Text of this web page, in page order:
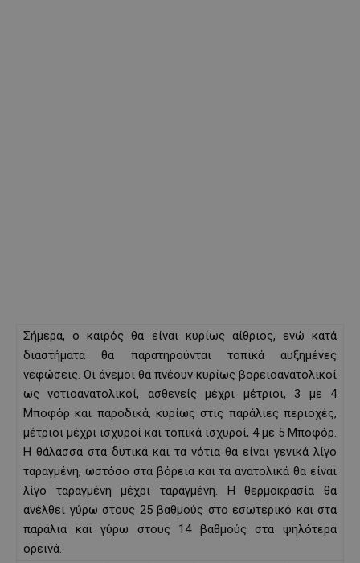
Σήμερα, ο καιρός θα είναι κυρίως αίθριος, ενώ κατά
διαστήματα θα παρατηρούνται τοπικά αυξημένες
νεφώσεις. Οι άνεμοι θα πνέουν κυρίως βορειοανατολικοί
ως νοτιοανατολικοί, ασθενείς μέχρι μέτριοι, 3 με 4
Μποφόρ και παροδικά, κυρίως στις παράλιες περιοχές,
μέτριοι μέχρι ισχυροί και τοπικά ισχυροί, 4 με 5 Μποφόρ.
Η θάλασσα στα δυτικά και τα νότια θα είναι γενικά λίγο
ταραγμένη, ωστόσο στα βόρεια και τα ανατολικά θα είναι
λίγο ταραγμένη μέχρι ταραγμένη. Η θερμοκρασία θα
ανέλθει γύρω στους 25 βαθμούς στο εσωτερικό και στα
παράλια και γύρω στους 14 βαθμούς στα ψηλότερα
ορεινά.